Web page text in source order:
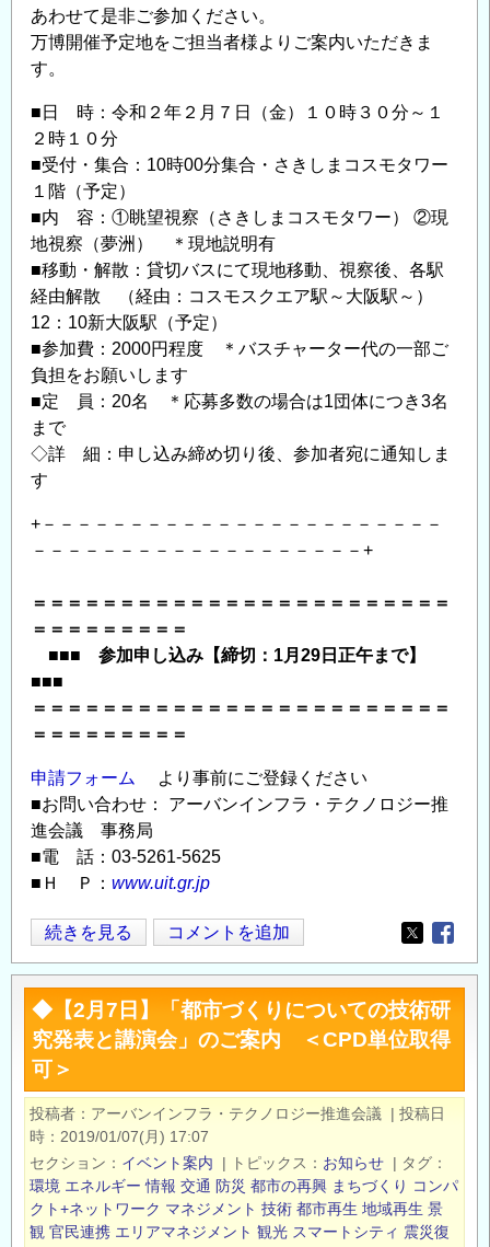
あわせて是非ご参加ください。
万博開催予定地をご担当者様よりご案内いただきま
す。
■日 時：令和２年２月７日（金）１０時３０分～１
２時１０分
■受付・集合：10時00分集合・さきしまコスモタワー
１階（予定）
■内 容：①眺望視察（さきしまコスモタワー） ②現
地視察（夢洲） ＊現地説明有
■移動・解散：貸切バスにて現地移動、視察後、各駅
経由解散 （経由：コスモスクエア駅～大阪駅～）
12：10新大阪駅（予定）
■参加費：2000円程度 ＊バスチャーター代の一部ご
負担をお願いします
■定 員：20名 ＊応募多数の場合は1団体につき3名
まで
◇詳 細：申し込み締め切り後、参加者宛に通知しま
す
+－－－－－－－－－－－－－－－－－－－－－－－
－－－－－－－－－－－－－－－－－－－+
＝＝＝＝＝＝＝＝＝＝＝＝＝＝＝＝＝＝＝＝＝＝＝＝
＝＝＝＝＝＝＝＝＝
■■■ 参加申し込み【締切：1月29日正午まで】
■■■
＝＝＝＝＝＝＝＝＝＝＝＝＝＝＝＝＝＝＝＝＝＝＝＝
＝＝＝＝＝＝＝＝＝
申請フォーム
より事前にご登録ください
■お問い合わせ： アーバンインフラ・テクノロジー推
進会議 事務局
■電 話：03-5261-5625
■Ｈ Ｐ： www.uit.gr.jp
「【2
月
6
日】
都
市
づ
く
に
つ
い
続きを見る コメントを追加
Opens in
◆【2月7日】「都市づくりについての技術研
究発表と講演会」のご案内 ＜CPD単位取得
可＞
投稿者 アーバンインフラ・テクノロジー推進会議 | 投稿日
時
2019/01/07(月) 17:07
セクション
イベント案内 | トピックス お知らせ | タグ
環境 エネルギー 情報 交通 防災 都市の再興 まちづくり コンパ
クト+ネットワーク マネジメント 技術 都市再生 地域再生 景
観 官民連携 エリアマネジメント 観光 スマートシティ 震災復